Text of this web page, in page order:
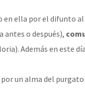
en ella por el difunto
antes o después),
Además en este
un alma del